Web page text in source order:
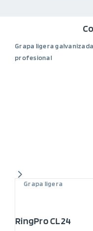
Grapa ligera
profesional
Grapa ligera
RingPro CL24